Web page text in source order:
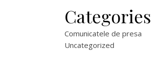
Categories
Comunicatele de presa
Uncategorized